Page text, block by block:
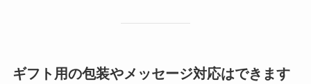
ギフト用の包装やメッセージ対応はできます